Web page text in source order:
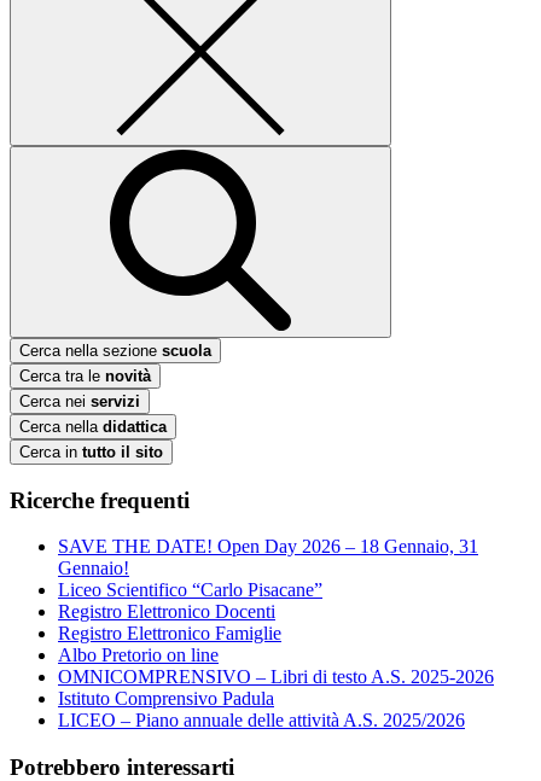
Cerca nella sezione scuola
Cerca tra le novità
Cerca nei servizi
Cerca nella didattica
Cerca in tutto il sito
Ricerche frequenti
SAVE THE DATE! Open Day 2026 – 18 Gennaio, 31
Gennaio!
Liceo Scientifico “Carlo Pisacane”
Registro Elettronico Docenti
Registro Elettronico Famiglie
Albo Pretorio on line
OMNICOMPRENSIVO – Libri di testo A.S. 2025-2026
Istituto Comprensivo Padula
LICEO – Piano annuale delle attività A.S. 2025/2026
Potrebbero interessarti